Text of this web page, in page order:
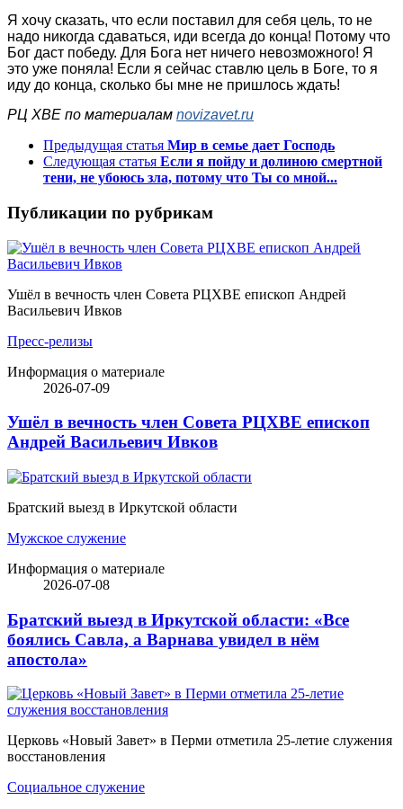
Я хочу сказать, что если поставил для себя цель, то не
надо никогда сдаваться, иди всегда до конца! Потому что
Бог даст победу. Для Бога нет ничего невозможного! Я
это уже поняла! Если я сейчас ставлю цель в Боге, то я
иду до конца, сколько бы мне не пришлось ждать!
РЦ ХВЕ по материалам novizavet.ru
Предыдущая статья Мир в семье дает Господь
Следующая статья Если я пойду и долиною смертной
тени, не убоюсь зла, потому что Ты со мной...
Публикации по рубрикам
Ушёл в вечность член Совета РЦХВЕ епископ Андрей
Васильевич Ивков
Пресс-релизы
Информация о материале
2026-07-09
Ушёл в вечность член Совета РЦХВЕ епископ
Андрей Васильевич Ивков
Братский выезд в Иркутской области
Мужское служение
Информация о материале
2026-07-08
Братский выезд в Иркутской области: «Все
боялись Савла, а Варнава увидел в нём
апостола»
Церковь «Новый Завет» в Перми отметила 25-летие служения
восстановления
Социальное служение